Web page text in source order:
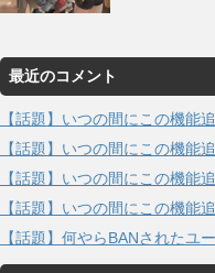
最近のコメント
【話題】いつの間にこの機能
【話題】いつの間にこの機能
【話題】いつの間にこの機能
【話題】いつの間にこの機能
【話題】何やらBANされたユ